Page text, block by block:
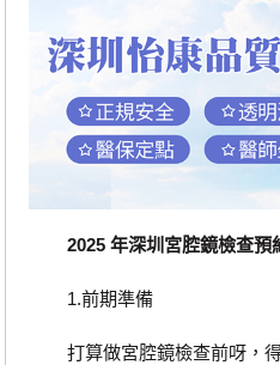
2025 年深圳宮腔鏡檢查預
1.前期準備
打算做宮腔鏡檢查前呀，得